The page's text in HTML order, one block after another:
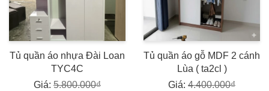
Tủ quần áo nhựa Đài Loan
TYC4C
Giá: 5.800.000₫
Tủ quần áo gỗ MDF 2 cánh
Lùa ( ta2cl )
Giá: 4.400.000₫